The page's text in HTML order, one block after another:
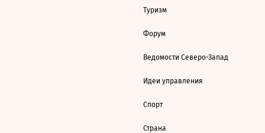
Туризм
Форум
Ведомости Северо-Запад
Идеи управления
Спорт
Страна